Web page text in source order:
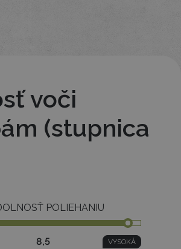
voči
(stupnica
POLIEHANIU
8,5 VYSOKÁ